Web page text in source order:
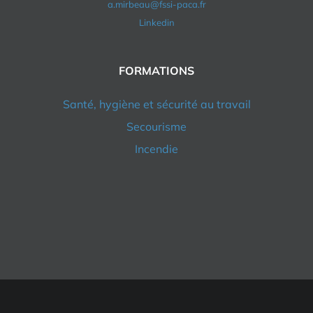
a.mirbeau@fssi-paca.fr
Linkedin
FORMATIONS
Santé, hygiène et sécurité au travail
Secourisme
Incendie